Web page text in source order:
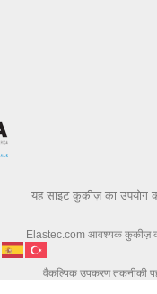
यह साइट कुकीज़ का उपयोग
Elastec.com आवश्यक कुकीज़ का
वैकल्पिक उपकरण तकनीकी